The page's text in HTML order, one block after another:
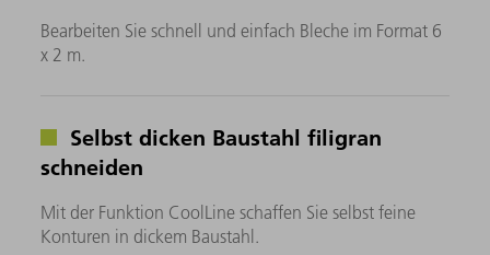
Bearbeiten Sie schnell und einfach Bleche im Format 6
x 2 m.
Selbst dicken Baustahl filigran
schneiden
Mit der Funktion CoolLine schaffen Sie selbst feine
Konturen in dickem Baustahl.